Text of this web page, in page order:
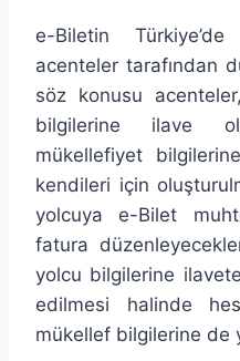
e-Biletin
acenteler tarafından
söz konusu
bilgilerine ilave
mükellefiyet
kendileri için
yolcuya e-Bilet
fatura
yolcu bilgilerine
edilmesi halinde
mükellef bilgilerine de